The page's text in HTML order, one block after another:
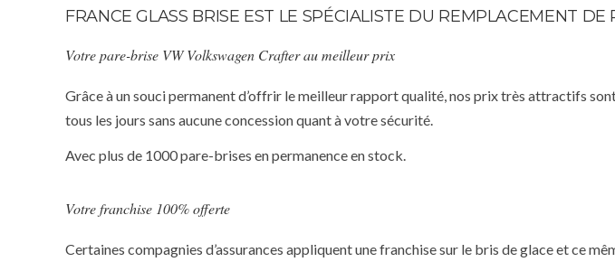
FRANCE GLASS BRISE EST LE SPÉCIALISTE DU REMPLACEMENT
Votre pare-brise VW Volkswagen Crafter au meilleur prix
Grâce à un souci permanent d’offrir le meilleur rapport qualité, nos prix très attractifs
tous les jours sans aucune concession quant à votre sécurité.
Avec plus de 1000 pare-brises en permanence en stock.
Votre franchise 100% offerte
Certaines compagnies d’assurances appliquent une franchise sur le bris de glace et ce